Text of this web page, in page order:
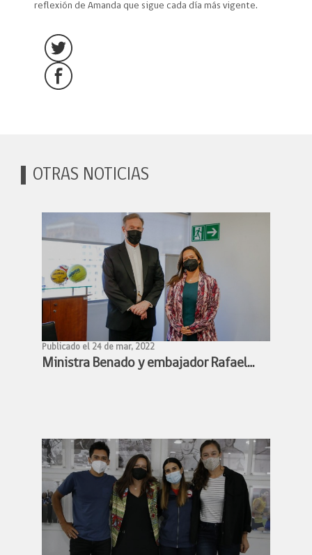
reflexión de Amanda que sigue cada día más vigente.
OTRAS NOTICIAS
Publicado el 24 de mar, 2022
Ministra Benado y embajador Rafael
deportivas